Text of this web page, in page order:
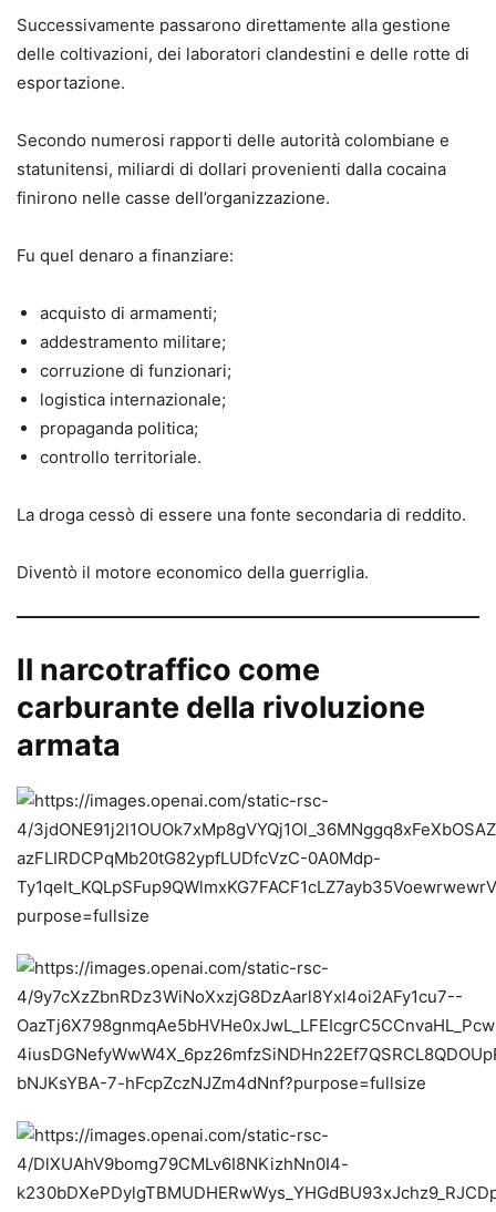
Successivamente passarono direttamente alla gestione
delle coltivazioni, dei laboratori clandestini e delle rotte di
esportazione.
Secondo numerosi rapporti delle autorità colombiane e
statunitensi, miliardi di dollari provenienti dalla cocaina
finirono nelle casse dell’organizzazione.
Fu quel denaro a finanziare:
acquisto di armamenti;
addestramento militare;
corruzione di funzionari;
logistica internazionale;
propaganda politica;
controllo territoriale.
La droga cessò di essere una fonte secondaria di reddito.
Diventò il motore economico della guerriglia.
Il narcotraffico come
carburante della rivoluzione
armata